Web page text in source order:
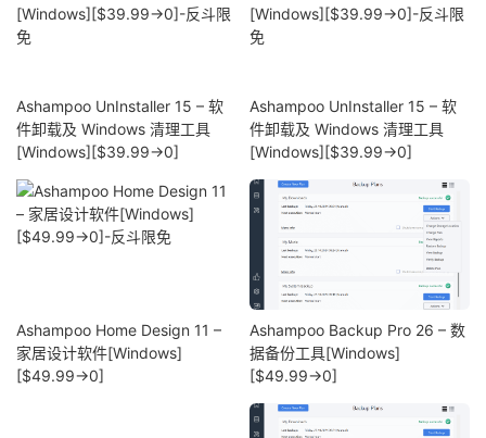
Ashampoo UnInstaller 15 – 软
件卸载及 Windows 清理工具
[Windows][$39.99→0]
Ashampoo UnInstaller 15 – 软
件卸载及 Windows 清理工具
[Windows][$39.99→0]
Ashampoo Home Design 11 –
家居设计软件[Windows]
[$49.99→0]
Ashampoo Backup Pro 26 – 数
据备份工具[Windows]
[$49.99→0]